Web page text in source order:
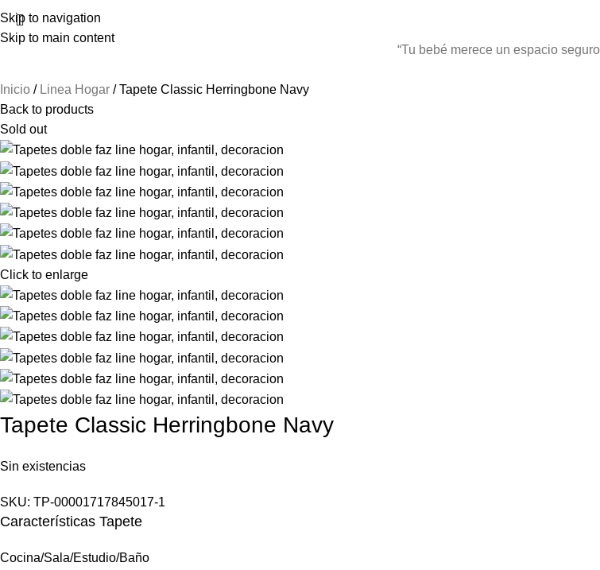
Skip to navigation
Skip to main content
“Tu bebé merece un espacio
Inicio Linea Hogar
Tapete Classic Herringbone Navy
Back to products
Sold out
Click to enlarge
Tapete Classic Herringbone Navy
Sin existencias
SKU: TP-00001717845017-1
Características Tapete
Cocina/Sala/Estudio/Baño